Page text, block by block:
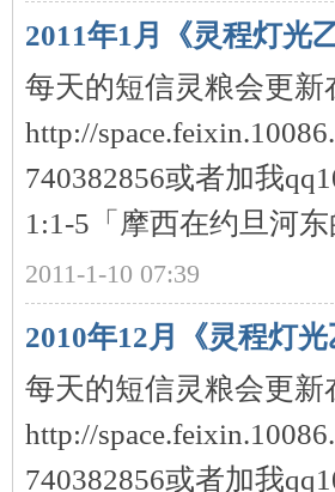
2011年1月《灵程灯光
每天的短信灵粮会更
http://
740382856或者加我
1:1-5「摩西在约旦河
2011-1-10 07:39
2010年12月《灵程灯光
每天的短信灵粮会更
http://
740382856或者加我